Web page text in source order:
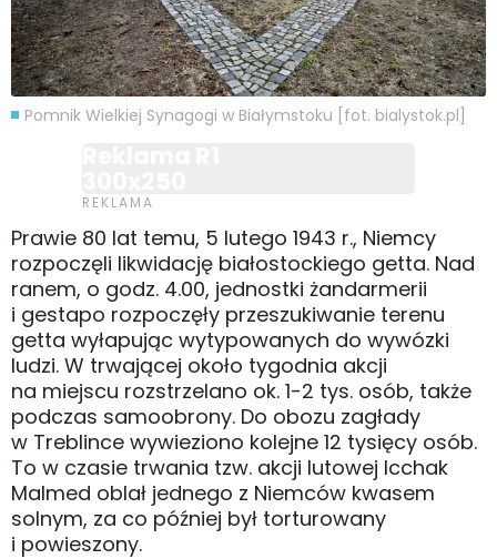
Pomnik Wielkiej Synagogi w Białymstoku [fot. bialystok.pl]
Prawie 80 lat temu, 5 lutego 1943 r., Niemcy
rozpoczęli likwidację białostockiego getta. Nad
ranem, o godz. 4.00, jednostki żandarmerii
i gestapo rozpoczęły przeszukiwanie terenu
getta wyłapując wytypowanych do wywózki
ludzi. W trwającej około tygodnia akcji
na miejscu rozstrzelano ok. 1-2 tys. osób, także
podczas samoobrony. Do obozu zagłady
w Treblince wywieziono kolejne 12 tysięcy osób.
To w czasie trwania tzw. akcji lutowej Icchak
Malmed oblał jednego z Niemców kwasem
solnym, za co później był torturowany
i powieszony.